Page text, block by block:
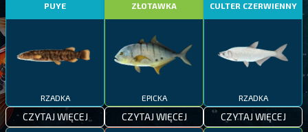
PUYE
RZADKA
CZYTAJ WIĘCEJ
ZŁOTAWKA
EPICKA
CZYTAJ WIĘCEJ
CULTER CZERWIENNY
RZADKA
CZYTAJ WIĘCEJ